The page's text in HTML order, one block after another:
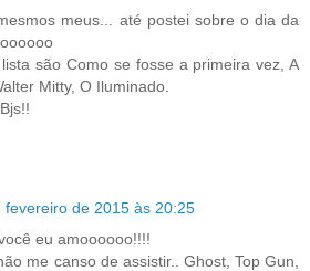
meus... até postei sobre o dia da
são Como se fosse a primeira vez, A
Mitty, O Iluminado.
fevereiro de 2015 às 20:25
eu amoooooo!!!!
me canso de assistir.. Ghost, Top Gun,